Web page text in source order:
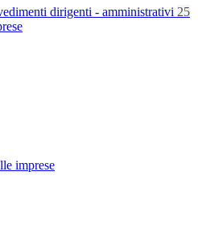
dirigenti - amministrativi 25
imprese